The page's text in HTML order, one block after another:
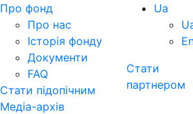
Про фонд
Про нас
Історія фонду
Документи
FAQ
Стати підопічним
Медіа-архів
Ua
Стати
партнером